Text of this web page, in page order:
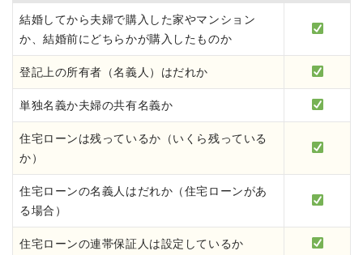
結婚してから夫婦で購入した家やマンション
か、結婚前にどちらかが購入したものか
登記上の所有者（名義人）はだれか
単独名義か夫婦の共有名義か
住宅ローンは残っているか（いくら残っている
か）
住宅ローンの名義人はだれか（住宅ローンがあ
る場合）
住宅ローンの連帯保証人は設定しているか